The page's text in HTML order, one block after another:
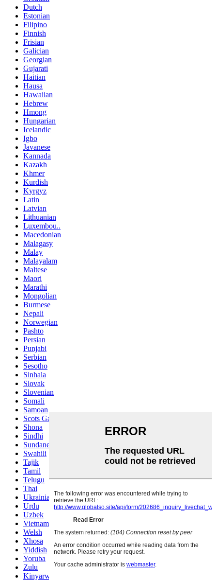
Dutch
Estonian
Filipino
Finnish
Frisian
Galician
Georgian
Gujarati
Haitian
Hausa
Hawaiian
Hebrew
Hmong
Hungarian
Icelandic
Igbo
Javanese
Kannada
Kazakh
Khmer
Kurdish
Kyrgyz
Latin
Latvian
Lithuanian
Luxembou..
Macedonian
Malagasy
Malay
Malayalam
Maltese
Maori
Marathi
Mongolian
Burmese
Nepali
Norwegian
Pashto
Persian
Punjabi
Serbian
Sesotho
Sinhala
Slovak
Slovenian
Somali
Samoan
Scots Gaelic
Shona
Sindhi
Sundanese
Swahili
Tajik
Tamil
Telugu
Thai
Ukrainian
Urdu
Uzbek
Vietnamese
Welsh
Xhosa
Yiddish
Yoruba
Zulu
Kinyarwanda